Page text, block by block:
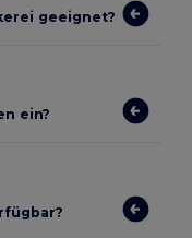
geeignet?
ein?